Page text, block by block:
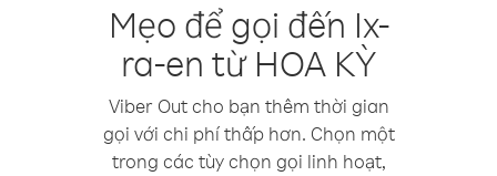
Mẹo để gọi đến Ix-
ra-en từ HOA KỲ
Viber Out cho bạn thêm thời gian
gọi với chi phí thấp hơn. Chọn một
trong các tùy chọn gọi linh hoạt,